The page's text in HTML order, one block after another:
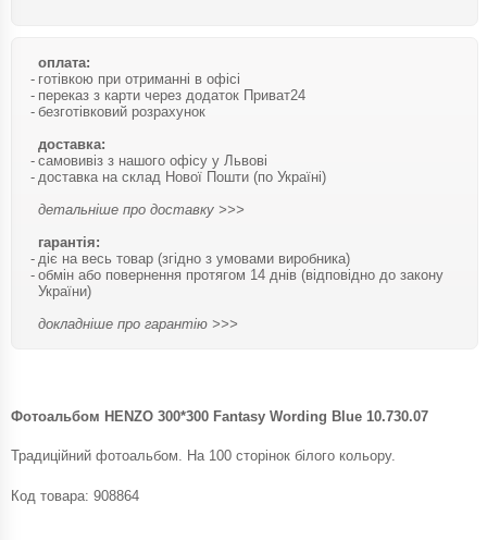
оплата:
готівкою при отриманні в офісі
переказ з карти через додаток Приват24
безготівковий розрахунок
доставка:
самовивіз з нашого офісу у Львові
доставка на склад Нової Пошти (по Україні)
детальніше про доставку >>>
гарантія:
діє на весь товар (згідно з умовами виробника)
обмін або повернення протягом 14 днів (відповідно до закону
України)
докладніше про гарантію >>>
Фотоальбом HENZO 300*300 Fantasy Wording Blue 10.730.07
Традиційний фотоальбом. На 100 сторінок білого кольору.
Код товара: 908864